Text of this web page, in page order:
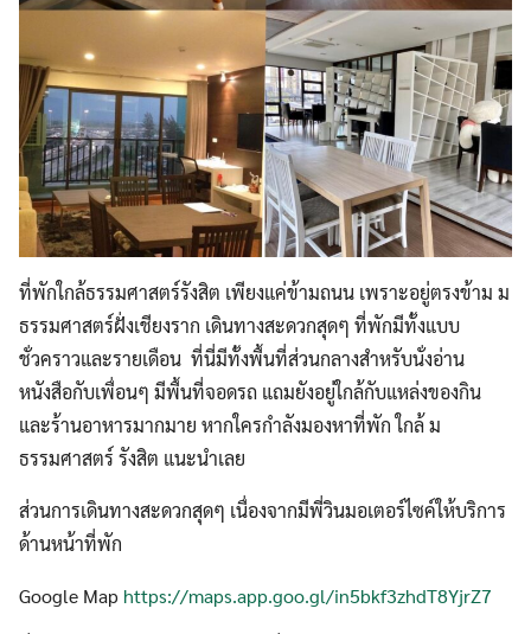
ที่พักใกล้ธรรมศาสตร์รังสิต เพียงแค่ข้ามถนน เพราะอยู่ตรงข้าม ม
ธรรมศาสตร์ฝั่งเชียงราก เดินทางสะดวกสุดๆ ที่พักมีทั้งแบบ
ชั่วคราวและรายเดือน ที่นี่มีทั้งพื้นที่ส่วนกลางสำหรับนั่งอ่าน
หนังสือกับเพื่อนๆ มีพื้นที่จอดรถ แถมยังอยู่ใกล้กับแหล่งของกิน
และร้านอาหารมากมาย หากใครกำลังมองหาที่พัก ใกล้ ม
ธรรมศาสตร์ รังสิต แนะนำเลย
ส่วนการเดินทางสะดวกสุดๆ เนื่องจากมีพี่วินมอเตอร์ไซค์ให้บริการ
ด้านหน้าที่พัก
Google Map https://maps.app.goo.gl/in5bkf3zhdT8YjrZ7